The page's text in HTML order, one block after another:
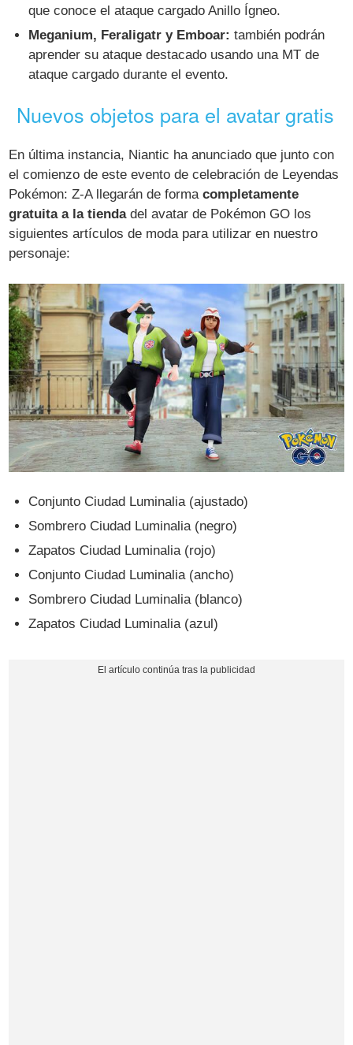
que conoce el ataque cargado Anillo Ígneo.
Meganium, Feraligatr y Emboar: también podrán
aprender su ataque destacado usando una MT de
ataque cargado durante el evento.
Nuevos objetos para el avatar gratis
En última instancia, Niantic ha anunciado que junto con
el comienzo de este evento de celebración de Leyendas
Pokémon: Z-A llegarán de formacompletamente
gratuita a la tiendadel avatar de Pokémon GO los
siguientes artículos de moda para utilizar en nuestro
personaje:
Conjunto Ciudad Luminalia (ajustado)
Sombrero Ciudad Luminalia (negro)
Zapatos Ciudad Luminalia (rojo)
Conjunto Ciudad Luminalia (ancho)
Sombrero Ciudad Luminalia (blanco)
Zapatos Ciudad Luminalia (azul)